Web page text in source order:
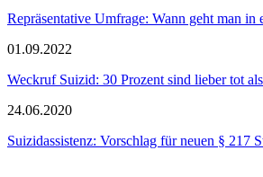
Repräsentative Umfrage: Wann geht man in
01.09.2022
Weckruf Suizid: 30 Prozent sind lieber tot
24.06.2020
Suizidassistenz: Vorschlag für neuen § 217